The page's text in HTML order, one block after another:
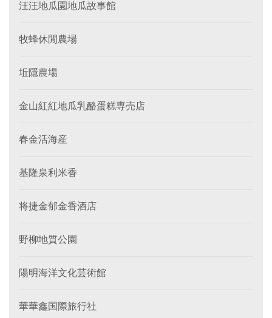
汪汪地瓜園地瓜故事館
牧蜂休閒農場
坵隱農場
金山紅紅地瓜乳酪蛋糕専売店
春金活海産
基隆泉利米香
将捷金郁金香酒店
野柳地質公園
陽明海洋文化芸術館
華華鑫国際旅行社